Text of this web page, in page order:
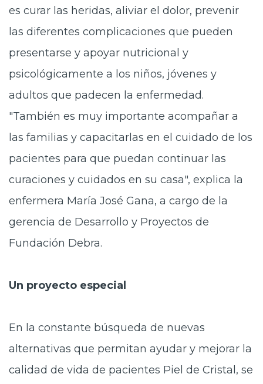
es curar las heridas, aliviar el dolor, prevenir
las diferentes complicaciones que pueden
presentarse y apoyar nutricional y
psicológicamente a los niños, jóvenes y
adultos que padecen la enfermedad.
"También es muy importante acompañar a
las familias y capacitarlas en el cuidado de los
pacientes para que puedan continuar las
curaciones y cuidados en su casa", explica la
enfermera María José Gana, a cargo de la
gerencia de Desarrollo y Proyectos de
Fundación Debra.
Un proyecto especial
En la constante búsqueda de nuevas
alternativas que permitan ayudar y mejorar la
calidad de vida de pacientes Piel de Cristal, se